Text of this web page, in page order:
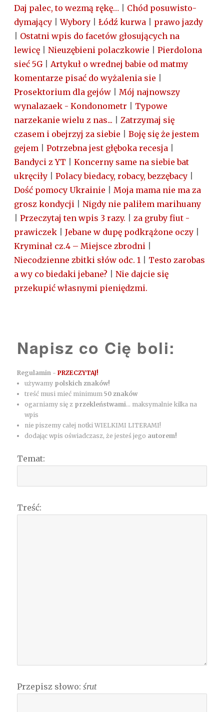
Daj palec, to wezmą rękę…
Chód posuwisto-
dymający |Wybory Łódź kurwa
prawo jazdy
Ostatni wpis do facetów głosujących na
lewicę
Nieuzębieni polaczkowie
Pierdolona
sieć 5G| Artykuł o wrednej babie od matmy
komentarze pisać do wyżalenia sie
Prosektorium dla gejów
Mój najnowszy
wynalazaek - Kondonometr
Typowe
narzekanie wielu z nas...
Zatrzymaj się
czasem i obejrzyj za siebie
Boję się że jestem
gejem
Potrzebna jest głęboka recesja
Bandyci z YT
Koncerny same na siebie bat
ukręciły
Polacy biedacy, robacy, bezzębacy
Dość pomocy Ukrainie
Moja mama nie ma za
grosz kondycji
Nigdy nie paliłem marihuany
Przeczytaj ten wpis 3 razy.
za gruby fiut -
prawiczek
Jebane w dupę podkrążone oczy
Kryminał cz.4 – Miejsce zbrodni
Niecodzienne zbitki słów odc. 1
Testo zarobas
a wy co biedaki jebane?
Nie dajcie się
przekupić własnymi pieniędzmi.
Napisz co Cię boli:
Regulamin -PRZECZYTAJ!
używamy polskich znaków!
treść musi mieć minimum50 znaków
ogarniamy się z przekleństwami... maksymalnie kilka na
wpis
nie piszemy całej notki WIELKIMI LITERAMI!
dodając wpis oświadczasz, że jesteś jego autorem!
Temat:
Treść:
Przepisz słowo:śrut